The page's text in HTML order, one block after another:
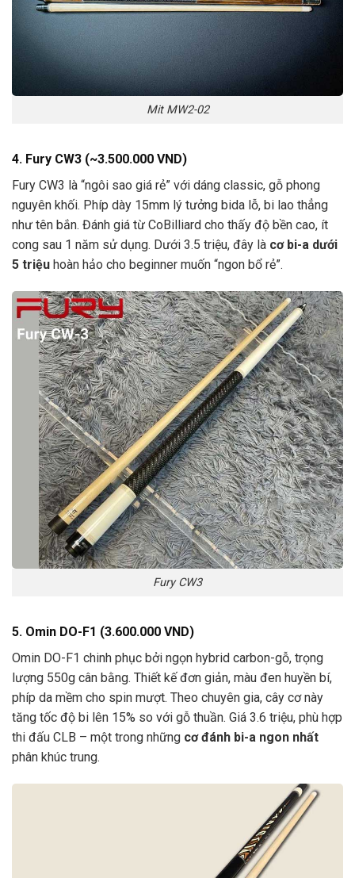
Mit MW2-02
4. Fury CW3 (~3.500.000 VND)
Fury CW3 là “ngôi sao giá rẻ” với dáng classic, gỗ phong
nguyên khối. Phíp dày 15mm lý tưởng bida lỗ, bi lao thẳng
như tên bắn. Đánh giá từ CoBilliard cho thấy độ bền cao, ít
cong sau 1 năm sử dụng. Dưới 3.5 triệu, đây là cơ bi-a dưới
5 triệu hoàn hảo cho beginner muốn “ngon bổ rẻ”.
Fury CW3
5. Omin DO-F1 (3.600.000 VND)
Omin DO-F1 chinh phục bởi ngọn hybrid carbon-gỗ, trọng
lượng 550g cân bằng. Thiết kế đơn giản, màu đen huyền bí,
phíp da mềm cho spin mượt. Theo chuyên gia, cây cơ này
tăng tốc độ bi lên 15% so với gỗ thuần. Giá 3.6 triệu, phù hợp
thi đấu CLB – một trong những cơ đánh bi-a ngon nhất
phân khúc trung.